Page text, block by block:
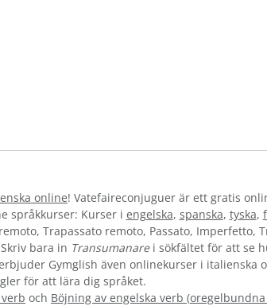
online! Vatefaireconjuguer är ett gratis
språkkurser: Kurser i engelska, spanska, tyska,
Trapassato remoto, Passato, Imperfetto,
Skriv bara in Transumanarei sökfältet för att se
Gymglish även onlinekurser i italienska
för att lära dig språket.
och Böjning av engelska verb (oregelbundna